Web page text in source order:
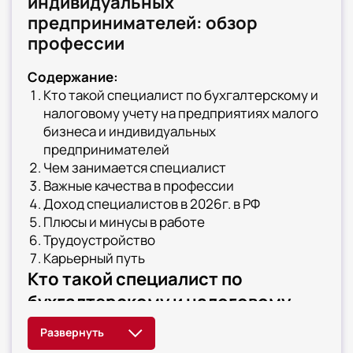
предпринимателей: обзор
профессии
Содержание:
Кто такой специалист по бухгалтерскому и
налоговому учету на предприятиях малого
бизнеса и индивидуальных
предпринимателей
Чем занимается специалист
Важные качества в профессии
Доход специалистов в 2026г. в РФ
Плюсы и минусы в работе
Трудоустройство
Карьерный путь
Кто такой специалист по
бухгалтерскому и налоговому
учету на предприятиях малого
бизнеса и индивидуальных